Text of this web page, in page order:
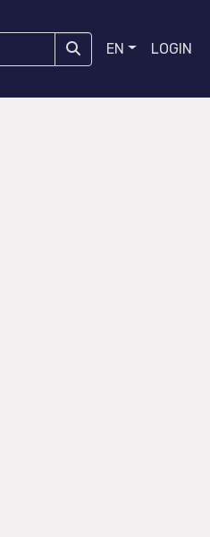
EN LOGIN